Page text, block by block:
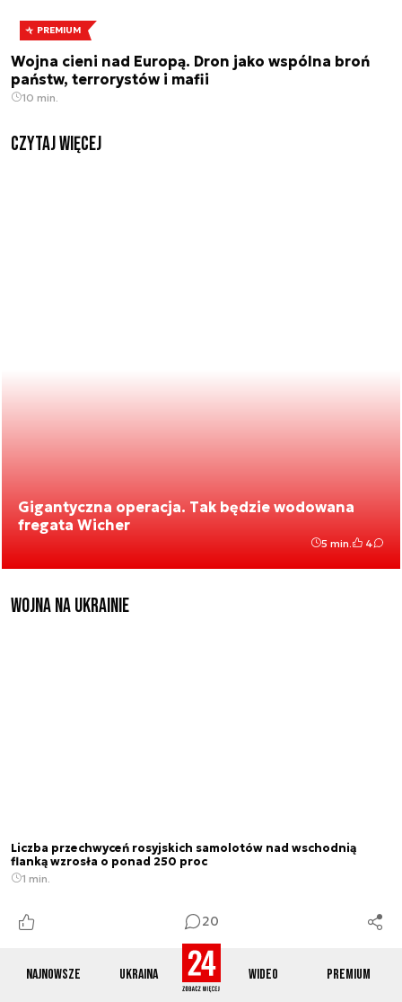
Najnowsze Ukraina Wideo Premium
20
PREMIUM
Wojna cieni nad Europą. Dron jako wspólna broń
państw, terrorystów i mafii
10 min.
czytaj więcej
Gigantyczna operacja. Tak będzie wodowana
fregata Wicher
5 min. 4
Wojna na Ukrainie
Liczba przechwyceń rosyjskich samolotów nad wschodnią
flanką wzrosła o ponad 250 proc
1 min.